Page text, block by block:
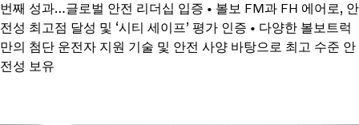
번째 성과…글로벌 안전 리더십 입증 • 볼보 FM과 FH 에어로, 안
전성 최고점 달성 및 ‘시티 세이프’ 평가 인증 • 다양한 볼보트럭
만의 첨단 운전자 지원 기술 및 안전 사양 바탕으로 최고 수준 안
전성 보유